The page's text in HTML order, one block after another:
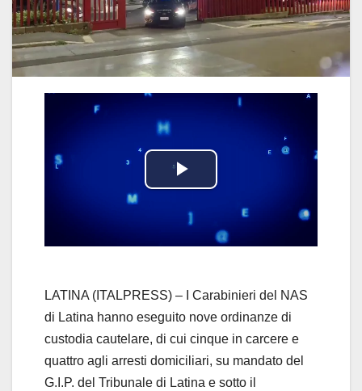
P
l
y
V
i
LATINA (ITALPRESS) – I Carabinieri del NAS
di Latina hanno eseguito nove ordinanze di
custodia cautelare, di cui cinque in carcere e
quattro agli arresti domiciliari, su mandato del
G.I.P. del Tribunale di Latina e sotto il